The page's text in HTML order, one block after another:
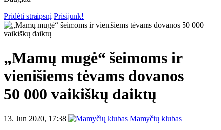
Pridėti straipsnį Prisijunk!
„Mamų mugė“ šeimoms ir
vienišiems tėvams dovanos
50 000 vaikiškų daiktų
13. Jun 2020, 17:38
Mamyčių klubas